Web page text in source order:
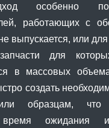
особенно
работающих с
выпускается, или
для
в массовых
создать
образцам, что
время ожидания